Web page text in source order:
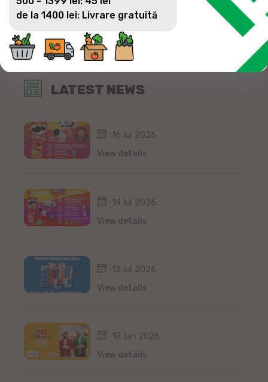
LATEST NEWS
16 Iul 2026
View details
14 Iul 2026
View details
13 Iul 2026
View details
18 Iun 2026
View details
All news
de la 1400 lei: Livrare gratuită